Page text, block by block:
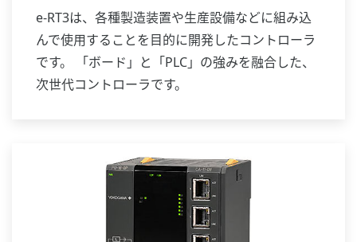
e-RT3は、各種製造装置や生産設備などに組み込
んで使用することを目的に開発したコントローラ
です。 「ボード」と「PLC」の強みを融合した、
次世代コントローラです。